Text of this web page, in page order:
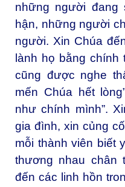
những người đang
hận, những người
người. Xin Chúa
lành họ bằng chính
cũng được nghe
mến Chúa hết
như chính mình”.
gia đình, xin củng
mỗi thành viên biết
thương nhau chân
đến các linh hồn